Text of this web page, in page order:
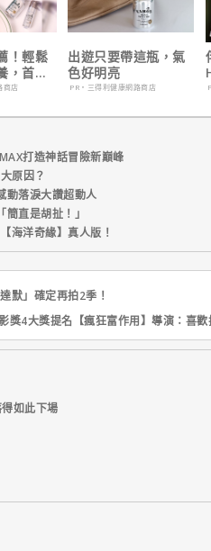
！輕鬆
，首購
商店
出遊只要帶這瓶，氣
色好明亮
PR・三得利健康網路商店
打造神話冒險新巔峰
原因？
動落淚大讚超動人
直是胡扯！」
海洋奇緣】真人版！
默」確定再拍2季！
獎4大獎提名【瘋狂富作用】導演：喜
得如此下場